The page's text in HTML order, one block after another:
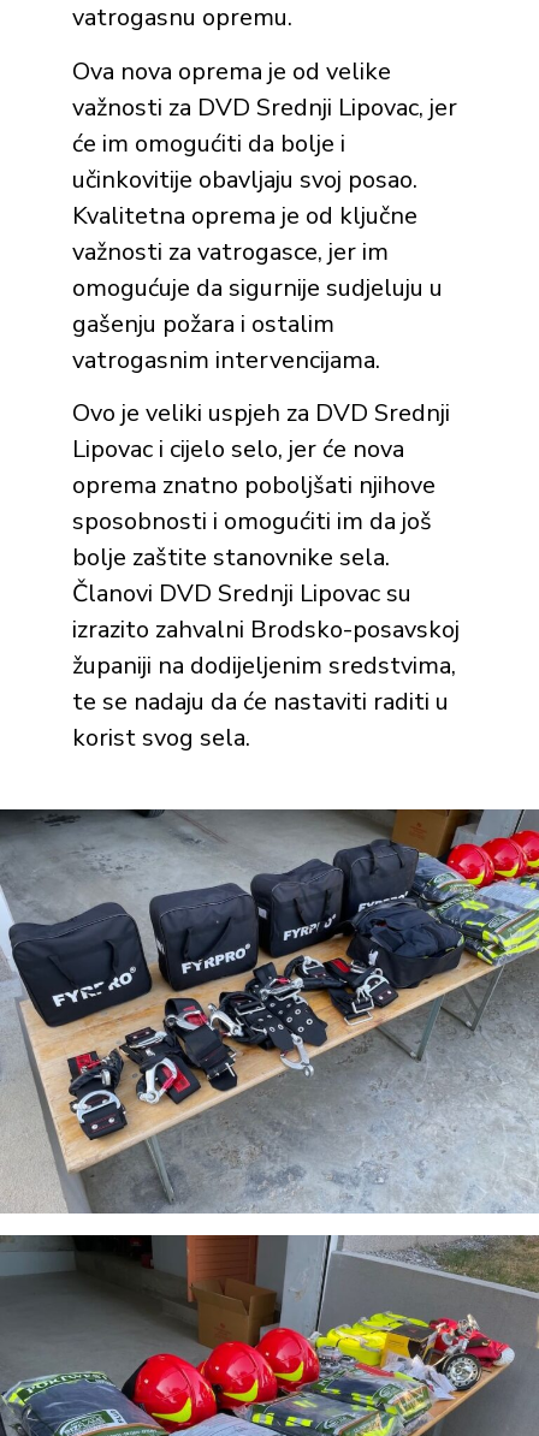
vatrogasnu opremu.
Ova nova oprema je od velike
važnosti za DVD Srednji Lipovac, jer
će im omogućiti da bolje i
učinkovitije obavljaju svoj posao.
Kvalitetna oprema je od ključne
važnosti za vatrogasce, jer im
omogućuje da sigurnije sudjeluju u
gašenju požara i ostalim
vatrogasnim intervencijama.
Ovo je veliki uspjeh za DVD Srednji
Lipovac i cijelo selo, jer će nova
oprema znatno poboljšati njihove
sposobnosti i omogućiti im da još
bolje zaštite stanovnike sela.
Članovi DVD Srednji Lipovac su
izrazito zahvalni Brodsko-posavskoj
županiji na dodijeljenim sredstvima,
te se nadaju da će nastaviti raditi u
korist svog sela.